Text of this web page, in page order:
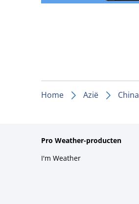
Home Azië China
Pro Weather-producten
I'm Weather